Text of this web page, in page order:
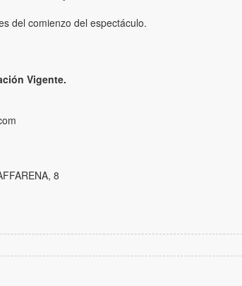
del comienzo del espectáculo.
Vigente.
8